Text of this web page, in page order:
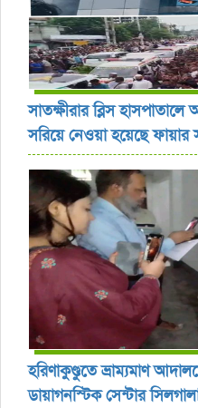
সাতক্ষীরার ব্লিস
সরিয়ে নেওয়া হয়েছে ফায়ার
হরিণাকুণ্ডুতে ভ্রাম্যমাণ
ডায়াগনস্টিক সেন্টার